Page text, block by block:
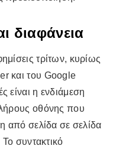
διαφάνεια
τρίτων, κυρίως
και του Google
είναι η ενδιάμεση
οθόνης που
από σελίδα σε σελίδα
Το συντακτικό